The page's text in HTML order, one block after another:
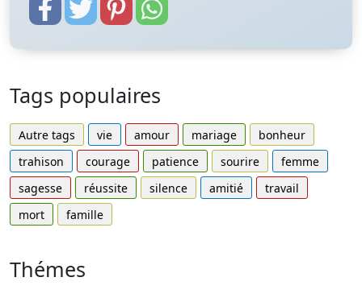
Tags populaires
Autre tags vie amour mariage
bonheur
trahison
courage patience sourire
femme
sagesse
réussite silence amitié
travail
mort
famille
Thémes